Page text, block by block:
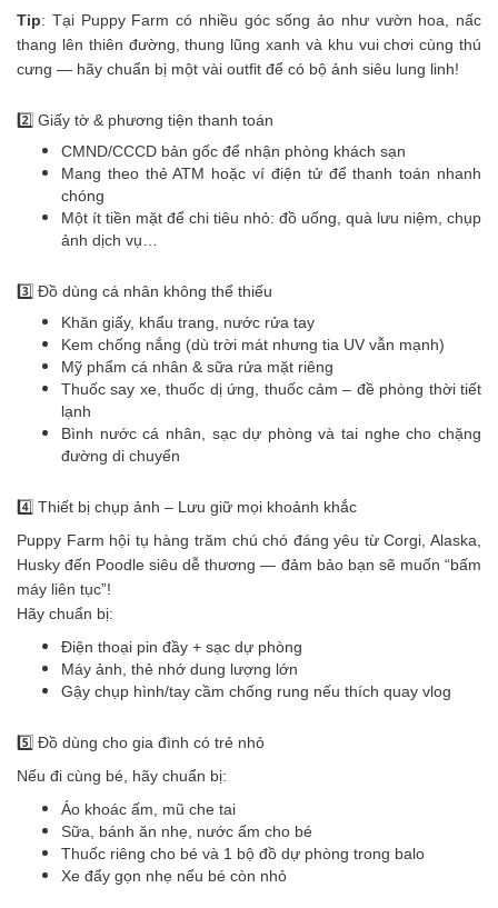
Tip: Tại Puppy Farm có nhiều góc sống ảo như vườn hoa, nấc
thang lên thiên đường, thung lũng xanh và khu vui chơi cùng thú
cưng — hãy chuẩn bị một vài outfit để có bộ ảnh siêu lung linh!
2️⃣ Giấy tờ & phương tiện thanh toán
CMND/CCCD bản gốc để nhận phòng khách sạn
Mang theo thẻ ATM hoặc ví điện tử để thanh toán nhanh
chóng
Một ít tiền mặt để chi tiêu nhỏ: đồ uống, quà lưu niệm, chụp
ảnh dịch vụ…
3️⃣ Đồ dùng cá nhân không thể thiếu
Khăn giấy, khẩu trang, nước rửa tay
Kem chống nắng (dù trời mát nhưng tia UV vẫn mạnh)
Mỹ phẩm cá nhân & sữa rửa mặt riêng
Thuốc say xe, thuốc dị ứng, thuốc cảm – đề phòng thời tiết
lạnh
Bình nước cá nhân, sạc dự phòng và tai nghe cho chặng
đường di chuyển
4️⃣ Thiết bị chụp ảnh – Lưu giữ mọi khoảnh khắc
Puppy Farm hội tụ hàng trăm chú chó đáng yêu từ Corgi, Alaska,
Husky đến Poodle siêu dễ thương — đảm bảo bạn sẽ muốn “bấm
máy liên tục”!
Hãy chuẩn bị:
Điện thoại pin đầy + sạc dự phòng
Máy ảnh, thẻ nhớ dung lượng lớn
Gậy chụp hình/tay cầm chống rung nếu thích quay vlog
5️⃣ Đồ dùng cho gia đình có trẻ nhỏ
Nếu đi cùng bé, hãy chuẩn bị:
Áo khoác ấm, mũ che tai
Sữa, bánh ăn nhẹ, nước ấm cho bé
Thuốc riêng cho bé và 1 bộ đồ dự phòng trong balo
Xe đẩy gọn nhẹ nếu bé còn nhỏ